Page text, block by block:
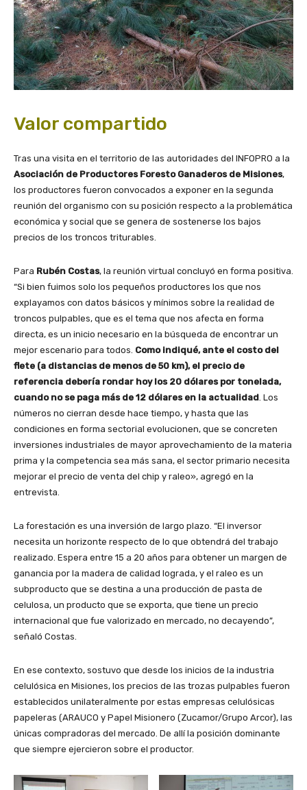
Valor compartido
Tras una visita en el territorio de las autoridades del INFOPRO a la
Asociación de Productores Foresto Ganaderos de Misiones,
los productores fueron convocados a exponer en la segunda
reunión del organismo con su posición respecto a la problemática
económica y social que se genera de sostenerse los bajos
precios de los troncos triturables.
Para Rubén Costas, la reunión virtual concluyó en forma positiva.
“Si bien fuimos solo los pequeños productores los que nos
explayamos con datos básicos y mínimos sobre la realidad de
troncos pulpables, que es el tema que nos afecta en forma
directa, es un inicio necesario en la búsqueda de encontrar un
mejor escenario para todos. Como indiqué, ante el costo del
flete (a distancias de menos de 50 km), el precio de
referencia debería rondar hoy los 20 dólares por tonelada,
cuando no se paga más de 12 dólares en la actualidad . Los
números no cierran desde hace tiempo, y hasta que las
condiciones en forma sectorial evolucionen, que se concreten
inversiones industriales de mayor aprovechamiento de la materia
prima y la competencia sea más sana, el sector primario necesita
mejorar el precio de venta del chip y raleo», agregó en la
entrevista.
La forestación es una inversión de largo plazo. “El inversor
necesita un horizonte respecto de lo que obtendrá del trabajo
realizado. Espera entre 15 a 20 años para obtener un margen de
ganancia por la madera de calidad lograda, y el raleo es un
subproducto que se destina a una producción de pasta de
celulosa, un producto que se exporta, que tiene un precio
internacional que fue valorizado en mercado, no decayendo”,
señaló Costas.
En ese contexto, sostuvo que desde los inicios de la industria
celulósica en Misiones, los precios de las trozas pulpables fueron
establecidos unilateralmente por estas empresas celulósicas
papeleras (ARAUCO y Papel Misionero (Zucamor/Grupo Arcor), las
únicas compradoras del mercado. De allí la posición dominante
que siempre ejercieron sobre el productor.